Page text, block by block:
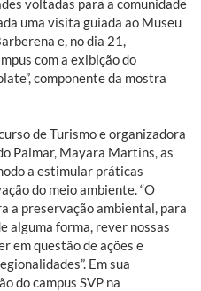
voltadas para a comunidade
uma visita guiada ao Museu
e, no dia 21,
com a exibição do
componente da mostra
de Turismo e organizadora
Palmar, Mayara Martins, as
a estimular práticas
do meio ambiente. “O
a preservação ambiental, para
alguma forma, rever nossas
em questão de ações e
Em sua
do campus SVP na